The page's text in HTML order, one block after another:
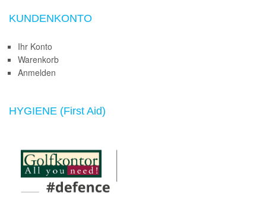
KUNDENKONTO
Ihr Konto
Warenkorb
Anmelden
HYGIENE (First Aid)